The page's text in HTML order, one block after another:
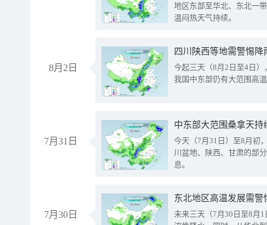
地区东部至华北、东北一
温闷热天气持续。
8月2日
今起三天（8月2日至4日
我国中东部仍有大范围高
7月31日
中东部大范围桑拿天
今天（7月31日）至8月初
川盆地、陕西、甘肃的部
息。
7月30日
东北地区高温发展需
未来三天（7月30日至8月